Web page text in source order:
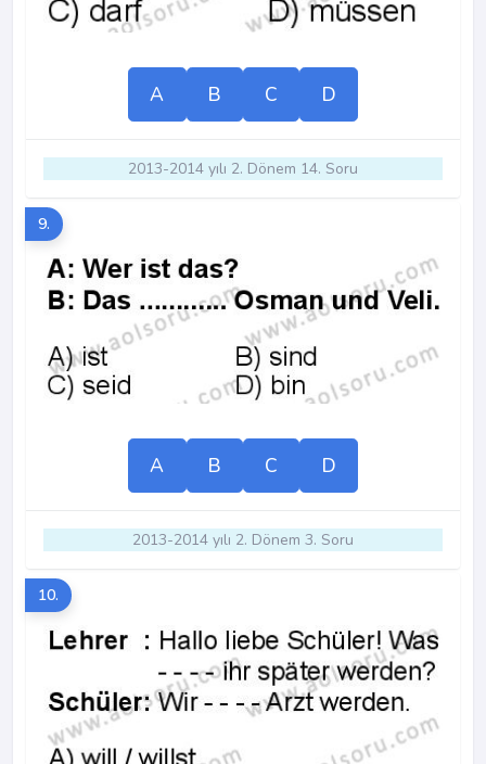
A B C D
2013-2014 yılı 2. Dönem 14. Soru
9.
A B C D
2013-2014 yılı 2. Dönem 3. Soru
10.